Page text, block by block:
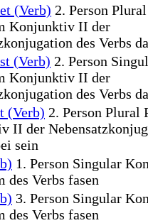
(Verb) 2. Person Plural
Konjunktiv II der
des Verbs
(Verb) 2. Person
Konjunktiv II der
des Verbs
(Verb) 2. Person Plural
II der
sein
1. Person Singular
des Verbs fasen
3. Person Singular
des Verbs fasen